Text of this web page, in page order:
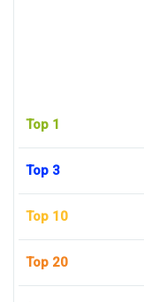
Top 1
Top 3
Top 10
Top 20